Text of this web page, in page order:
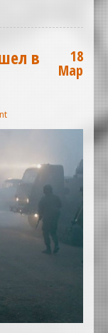
в 18
Мар